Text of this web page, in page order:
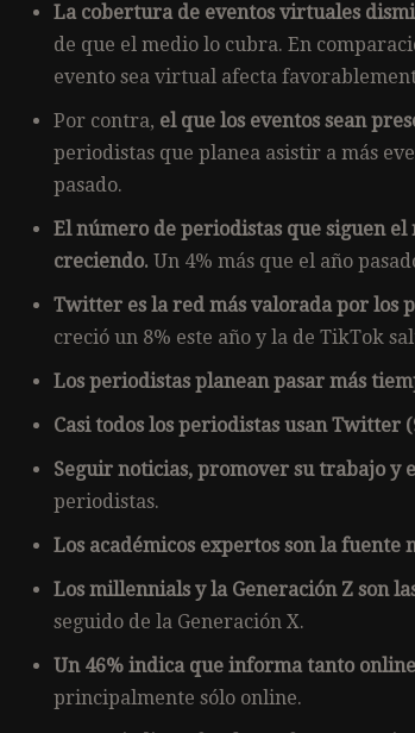
La cobertura de eventos virtuales
de que el medio lo cubra. En
evento sea virtual afecta
Por contra, el que los eventos sean
periodistas que planea asistir a más
pasado.
El número de periodistas que siguen el
creciendo. Un 4% más que el año
Twitter es la red más valorada por los
creció un 8% este año y la de TikTok
Los periodistas planean pasar más
Casi todos los periodistas usan Twitter
Seguir noticias, promover su trabajo y
periodistas.
Los académicos expertos son la fuente
Los millennials y la Generación Z son
seguido de la Generación X.
Un 46% indica que informa tanto
principalmente sólo online.